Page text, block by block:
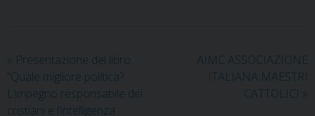
« Presentazione del libro
“Quale migliore politica?
L’impegno responsabile dei
cristiani e l’intelligenza
AIMC ASSOCIAZIONE
ITALIANA MAESTRI
CATTOLICI »